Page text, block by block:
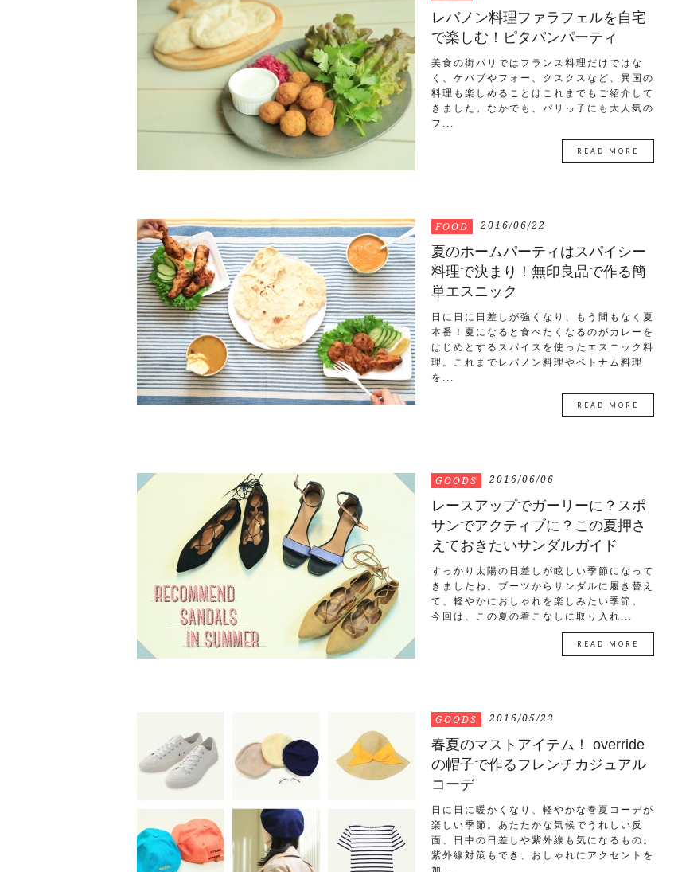
レバノン料理ファラフェルを自宅
で楽しむ！ピタパンパーティ
美食の街パリではフランス料理だけではな
く、ケバブやフォー、クスクスなど、異国の
料理も楽しめることはこれまでもご紹介して
きました。なかでも、パリっ子にも大人気の
フ...
READ MORE
FOOD 2016/06/22
夏のホームパーティはスパイシー
料理で決まり！無印良品で作る簡
単エスニック
日に日に日差しが強くなり、もう間もなく夏
本番！夏になると食べたくなるのがカレーを
はじめとするスパイスを使ったエスニック料
理。これまでレバノン料理やベトナム料理
を...
READ MORE
GOODS 2016/06/06
レースアップでガーリーに？スポ
サンでアクティブに？この夏押さ
えておきたいサンダルガイド
すっかり太陽の日差しが眩しい季節になって
きましたね。ブーツからサンダルに履き替え
て、軽やかにおしゃれを楽しみたい季節。
今回は、この夏の着こなしに取り入れ...
READ MORE
GOODS 2016/05/23
春夏のマストアイテム！ override
の帽子で作るフレンチカジュアル
コーデ
日に日に暖かくなり、軽やかな春夏コーデが
楽しい季節。あたたかな気候でうれしい反
面、日中の日差しや紫外線も気になるもの。
紫外線対策もでき、おしゃれにアクセントを